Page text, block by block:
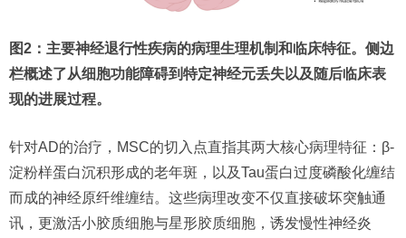
图2：主要神经退行性疾病的病理生理机制和临床特征。侧边
栏概述了从细胞功能障碍到特定神经元丢失以及随后临床表
现的进展过程。
针对AD的治疗，MSC的切入点直指其两大核心病理特征：β-
淀粉样蛋白沉积形成的老年斑，以及Tau蛋白过度磷酸化缠结
而成的神经原纤维缠结。这些病理改变不仅直接破坏突触通
讯，更激活小胶质细胞与星形胶质细胞，诱发慢性神经炎